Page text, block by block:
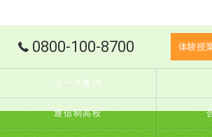
0800-100-8700 体験授
コース案内
通信制高校